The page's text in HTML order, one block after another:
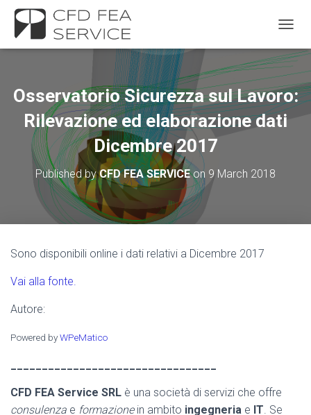
Osservatorio Sicurezza sul Lavoro:
Rilevazione ed elaborazione dati
Dicembre 2017
Published byCFD FEA SERVICEon 9 March 2018
Sono disponibili online i dati relativi a Dicembre 2017
Vai alla fonte.
Autore:
Powered byWPeMatico
CFD FEA Service SRL è una società di servizi che offre
consulenza e formazionein ambito ingegneria e IT. Se